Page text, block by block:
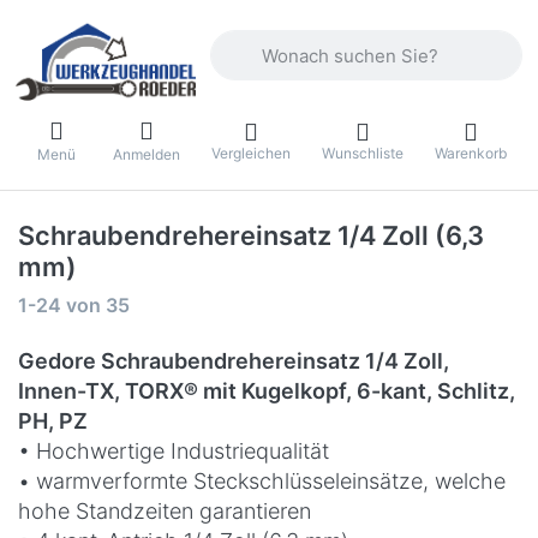
Menü Anmelden Vergleichen Wunschliste Warenkorb
Schraubendrehereinsatz 1/4 Zoll (6,3
mm)
Suchergebnisse:
1-24 von 35
Gedore Schraubendrehereinsatz 1/4 Zoll,
Innen-TX, TORX® mit Kugelkopf, 6-kant, Schlitz,
PH, PZ
• Hochwertige Industriequalität
• warmverformte Steckschlüsseleinsätze, welche
hohe Standzeiten garantieren